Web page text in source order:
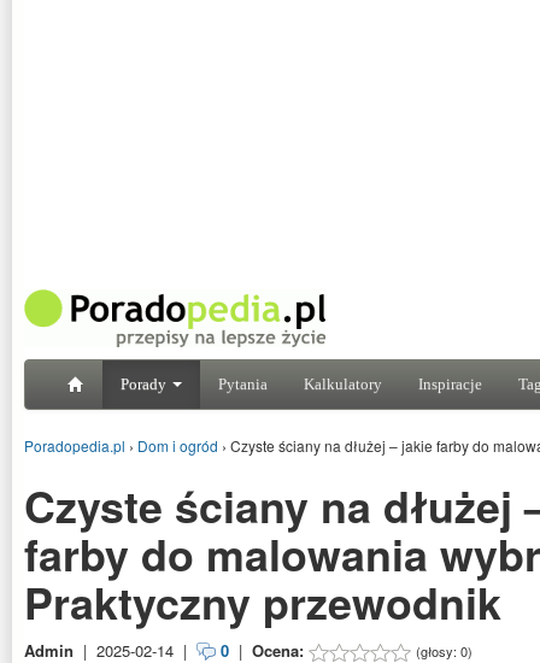
Porady Pytania Kalkulatory Inspiracje
Poradopedia.pl › Dom i ogród › Czyste ściany na dłużej – jakie farby do
Czyste ściany na dłużej
farby do malowania
Praktyczny przewodnik
Admin | 2025-02-14 | 0 | Ocena: (głosy: 0)